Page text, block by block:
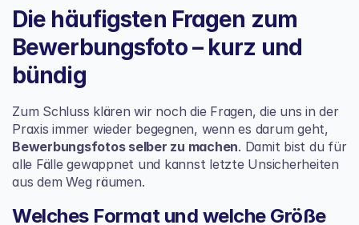
Die häufigsten Fragen zum
Bewerbungsfoto – kurz und
bündig
Zum Schluss klären wir noch die Fragen, die uns in der
Bewerbungsfotos selber zu machen. Damit bist du für
alle Fälle gewappnet und kannst letzte Unsicherheiten
aus dem Weg räumen.
Welches Format und welche Größe